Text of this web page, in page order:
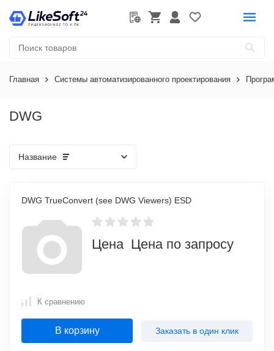
Главная Системы автоматизированного проектирования
DWG
Название
DWG TrueConvert (see DWG Viewers) ESD
Цена Цена по запросу
К сравнению
В корзину Заказать в один клик